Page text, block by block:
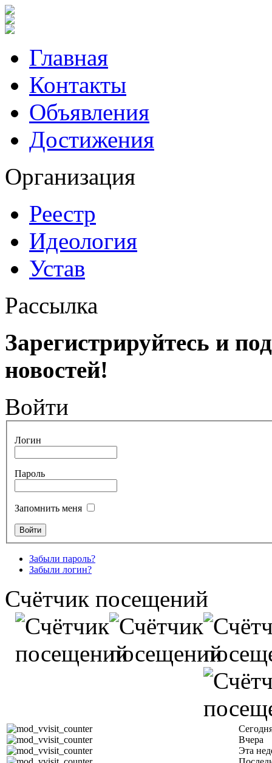
Главная
Контакты
Объявления
Достижения
Организация
Реестр
Идеология
Устав
Рассылка
Зарегистрируйтесь и
новостей!
Войти
Логин
Пароль
Запомнить меня
Забыли пароль?
Забыли логин?
Счётчик посещений
Вчера
Эта